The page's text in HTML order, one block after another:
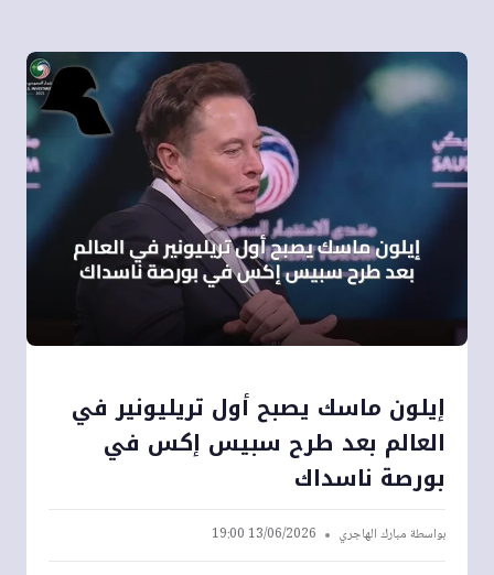
إيلون ماسك يصبح أول تريليونير في
العالم بعد طرح سبيس إكس في
بورصة ناسداك
بواسطةمبارك الهاجري 13/06/2026 19:00